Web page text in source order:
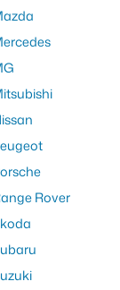
Rover